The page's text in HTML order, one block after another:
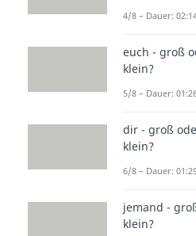
4/8 – Dauer:
euch - groß
klein?
5/8 – Dauer:
dir - groß
klein?
6/8 – Dauer:
jemand -
klein?